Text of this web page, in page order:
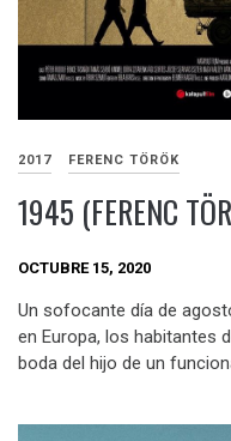
2017 FERENC TÖRÖK
1945 (FERENC
OCTUBRE 15, 2020
Un sofocante día de
en Europa, los habitantes
boda del hijo de un